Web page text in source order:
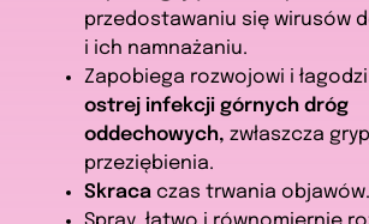
przedostawaniu się wirusów
i ich namnażaniu.
Zapobiega rozwojowi i
ostrej infekcji górnych dróg
oddechowych, zwłaszcza
przeziębienia.
Skraca czas trwania objawów.